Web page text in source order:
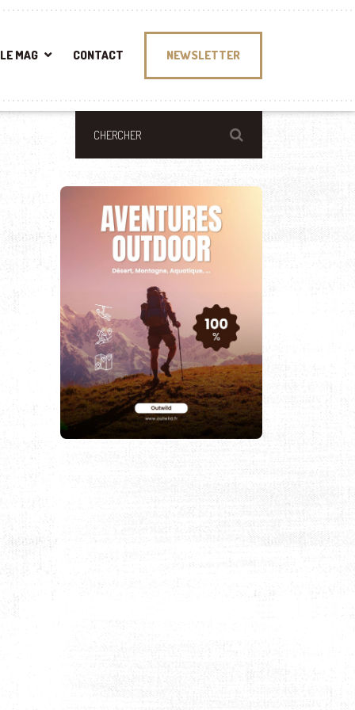
LE MAG CONTACT NEWSLETTER